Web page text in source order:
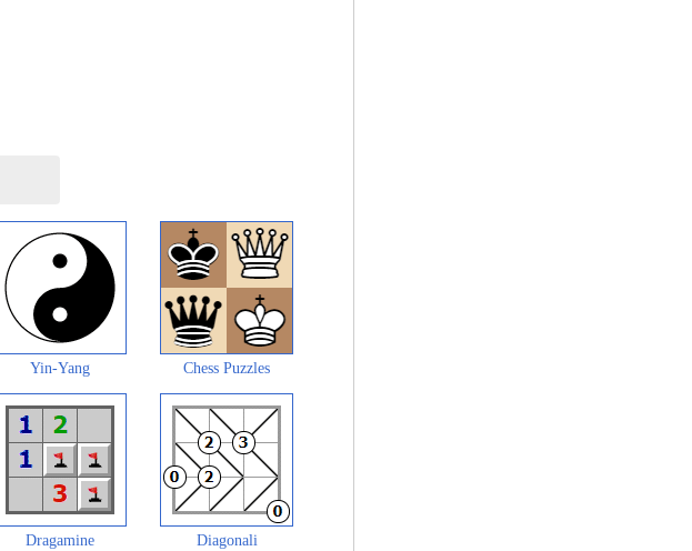
Yin-Yang Chess Puzzles
Dragamine Diagonali